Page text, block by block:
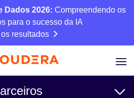
Dados 2026: Compreendendo os
para o sucesso da IA
resultados